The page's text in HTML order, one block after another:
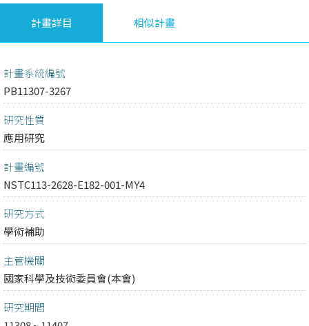
計畫詳目 相似計畫
計畫系統編號
PB11307-3267
研究性質
應用研究
計畫編號
NSTC113-2628-E182-001-MY4
研究方式
學術補助
主管機關
國家科學及技術委員會(本會)
研究期間